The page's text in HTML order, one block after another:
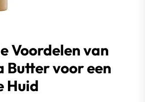
Voordelen van
Butter voor een
Huid